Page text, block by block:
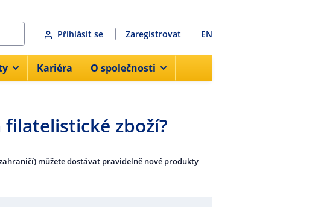
Přihlásit se Zaregistrovat EN
Kariéra O společnosti
filatelistické zboží?
můžete dostávat pravidelně nové produkty